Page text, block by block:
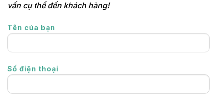
vấn cụ thể đến khách hàng!
Tên của bạn
Số điện thoại